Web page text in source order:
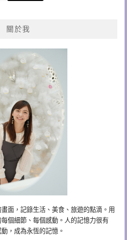
關於我
面，記錄生活、美食、旅遊的點滴。用
個細節、每個感動。人的記憶力很有
，成為永恆的記憶。